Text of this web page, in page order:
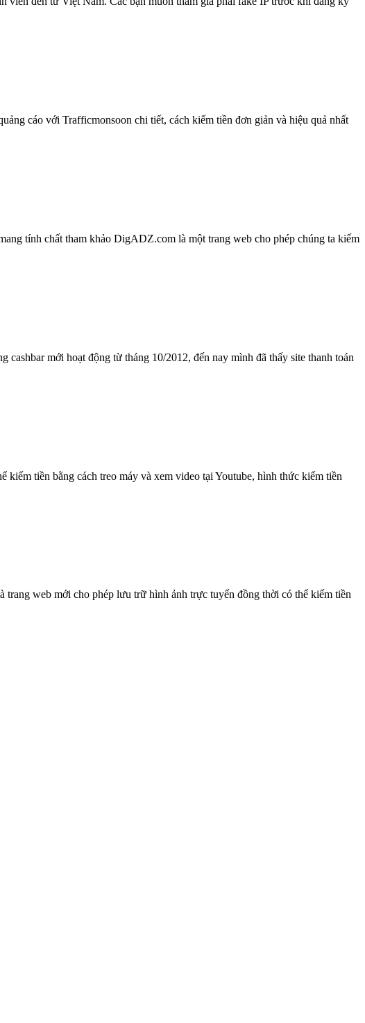
cáo với Trafficmonsoon chi tiết, cách kiếm tiền đơn giản và hiệu quả nhất
tính chất tham khảo DigADZ.com là một trang web cho phép chúng ta kiếm
mới hoạt động từ tháng 10/2012, đến nay mình đã thấy site thanh toán
kiếm tiền bằng cách treo máy và xem video tại Youtube, hình thức kiếm tiền
trang web mới cho phép lưu trữ hình ảnh trực tuyến đồng thời có thể kiếm tiền